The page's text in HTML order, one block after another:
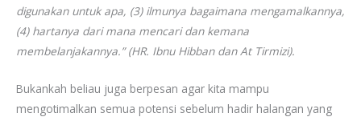
digunakan untuk apa, (3) ilmunya bagaimana mengamalkannya,
(4) hartanya dari mana mencari dan kemana
membelanjakannya.” (HR. Ibnu Hibban dan At Tirmizi).
Bukankah beliau juga berpesan agar kita mampu
mengotimalkan semua potensi sebelum hadir halangan yang